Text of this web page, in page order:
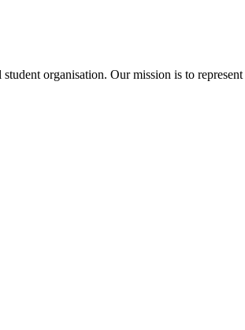
organisation. Our mission is to